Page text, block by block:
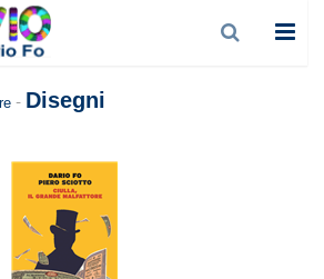
- Disegni